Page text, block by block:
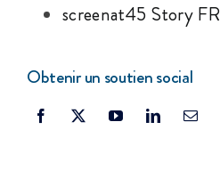
screenat45 Story FR
Obtenir un soutien social